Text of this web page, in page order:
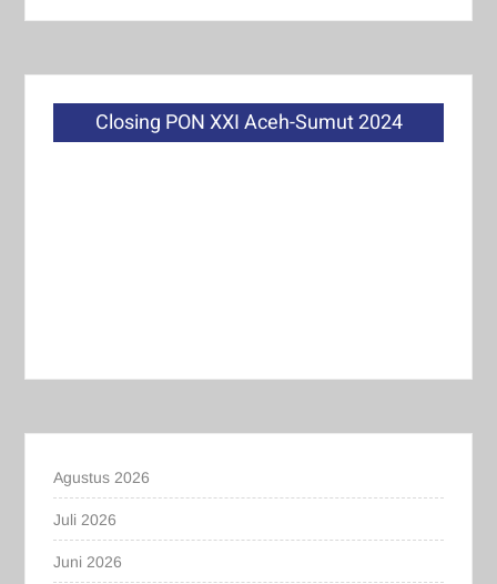
Closing PON XXI Aceh-Sumut 2024
Agustus 2026
Juli 2026
Juni 2026